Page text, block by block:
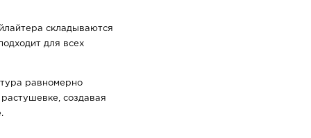
складываются
для всех
равномерно
создавая